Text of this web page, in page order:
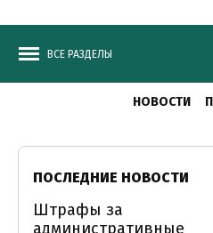
ВСЕ РАЗДЕЛЫ
НОВОСТИ
ПОСЛЕДНИЕ НОВОСТИ
Штрафы за
административные